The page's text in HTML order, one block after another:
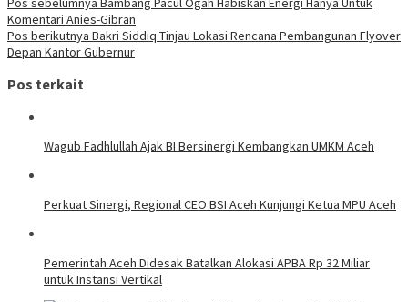
Komentari Anies-Gibran
Pos berikutnya Bakri Siddiq Tinjau Lokasi Rencana Pembangunan Flyover
Depan Kantor Gubernur
Pos terkait
Wagub Fadhlullah Ajak BI Bersinergi Kembangkan UMKM Aceh
Perkuat Sinergi, Regional CEO BSI Aceh Kunjungi Ketua MPU Aceh
Pemerintah Aceh Didesak Batalkan Alokasi APBA Rp 32 Miliar
untuk Instansi Vertikal